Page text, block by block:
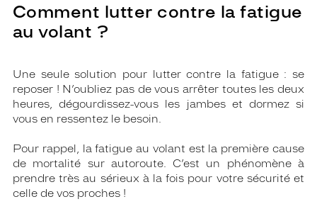
Comment lutter contre la fatigue
au volant ?
Une seule solution pour lutter contre la fatigue : se
reposer ! N’oubliez pas de vous arrêter toutes les deux
heures, dégourdissez-vous les jambes et dormez si
vous en ressentez le besoin.
Pour rappel, la fatigue au volant est la première cause
de mortalité sur autoroute. C’est un phénomène à
prendre très au sérieux à la fois pour votre sécurité et
celle de vos proches !